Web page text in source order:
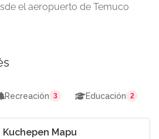
el aeropuerto de Temuco
Recreación 3 Educación 2
Mapu